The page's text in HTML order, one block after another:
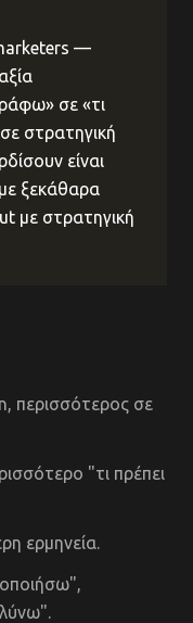
—
σε «τι
στρατηγική
είναι
ξεκάθαρα
με στρατηγική
περισσότερος σε
"τι πρέπει
ερμηνεία.